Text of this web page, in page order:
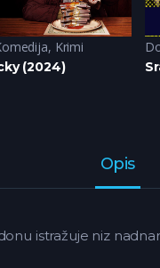
, Krimi
(2024)
Opis
istražuje niz